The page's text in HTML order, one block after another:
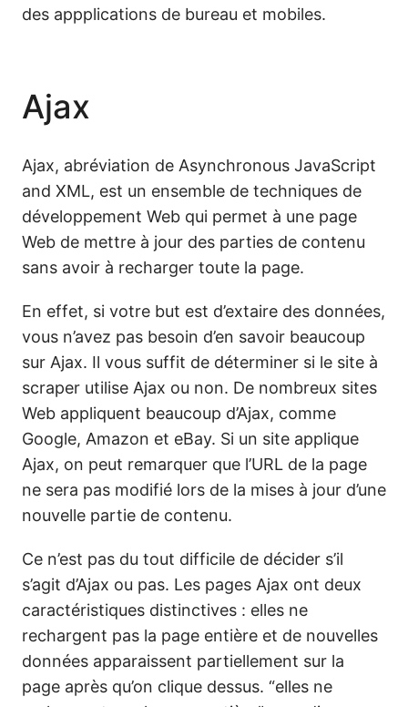
des appplications de bureau et mobiles.
Ajax
Ajax, abréviation de Asynchronous JavaScript
and XML, est un ensemble de techniques de
développement Web qui permet à une page
Web de mettre à jour des parties de contenu
sans avoir à recharger toute la page.
En effet, si votre but est d’extaire des données,
vous n’avez pas besoin d’en savoir beaucoup
sur Ajax. Il vous suffit de déterminer si le site à
scraper utilise Ajax ou non. De nombreux sites
Web appliquent beaucoup d’Ajax, comme
Google, Amazon et eBay. Si un site applique
Ajax, on peut remarquer que l’URL de la page
ne sera pas modifié lors de la mises à jour d’une
nouvelle partie de contenu.
Ce n’est pas du tout difficile de décider s’il
s’agit d’Ajax ou pas. Les pages Ajax ont deux
caractéristiques distinctives : elles ne
rechargent pas la page entière et de nouvelles
données apparaissent partiellement sur la
page après qu’on clique dessus. “elles ne